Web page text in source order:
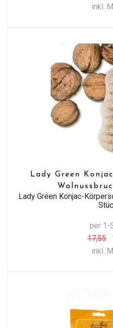
inkl.
Lady Green
Lady Green Konjac-
per 1-
17,55
inkl.